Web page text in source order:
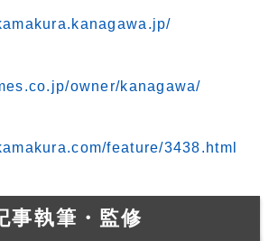
owner/kanagawa/
feature/3438.html
事執筆・監修